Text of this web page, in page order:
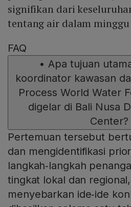
signifikan dari
tentang air dalam
FAQ
• Apa tujuan
koordinator kawasan
Process World Water
digelar di Bali Nusa
Center?
Pertemuan tersebut
dan mengidentifikasi
langkah‑langkah
tingkat lokal dan
menyebarkan ide‑ide